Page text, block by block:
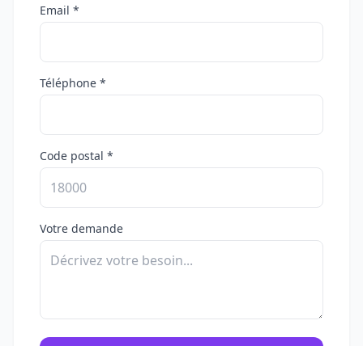
Email *
Téléphone *
Code postal *
Votre demande